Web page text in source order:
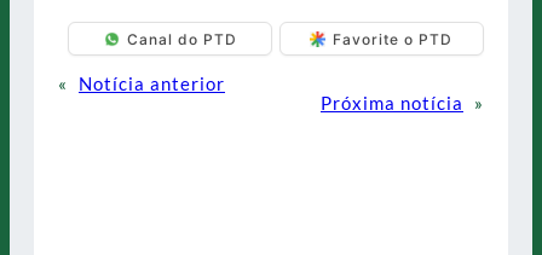
Canal do PTD Favorite o PTD
«
Notícia anterior
Próxima notícia
»